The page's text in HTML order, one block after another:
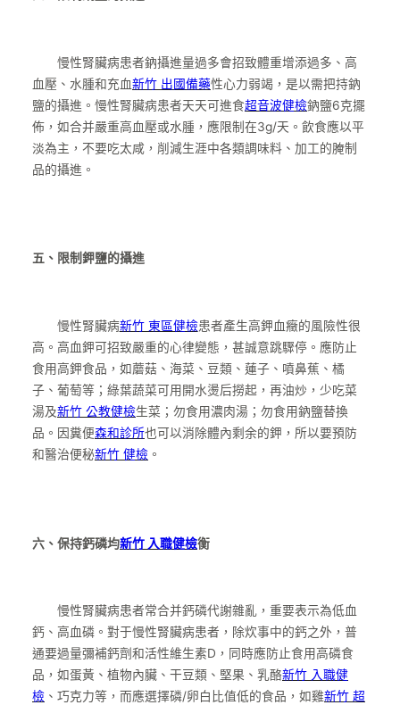
慢性腎臟病患者鈉攝進量過多會招致體重增添過多、高
血壓、水腫和充血新竹 出國備藥性心力弱竭，是以需把持鈉
鹽的攝進。慢性腎臟病患者天天可進食超音波健檢鈉鹽6克擺
佈，如合并嚴重高血壓或水腫，應限制在3g/天。飲食應以平
淡為主，不要吃太咸，削減生涯中各類調味料、加工的腌制
品的攝進。
五、限制鉀鹽的攝進
慢性腎臟病新竹 東區健檢患者產生高鉀血癥的風險性很
高。高血鉀可招致嚴重的心律變態，甚誠意跳驟停。應防止
食用高鉀食品，如蘑菇、海菜、豆類、蓮子、噴鼻蕉、橘
子、葡萄等；綠葉蔬菜可用開水燙后撈起，再油炒，少吃菜
湯及新竹 公教健檢生菜；勿食用濃肉湯；勿食用鈉鹽替換
品。因糞便森和診所也可以消除體內剩余的鉀，所以要預防
和醫治便秘新竹 健檢 。
六、保持鈣磷均新竹 入職健檢衡
慢性腎臟病患者常合并鈣磷代謝雜亂，重要表示為低血
鈣、高血磷。對于慢性腎臟病患者，除炊事中的鈣之外，普
通要過量彌補鈣劑和活性維生素D，同時應防止食用高磷食
品，如蛋黃、植物內臟、干豆類、堅果、乳酪新竹 入職健
檢 、巧克力等，而應選擇磷/卵白比值低的食品，如雞新竹 超